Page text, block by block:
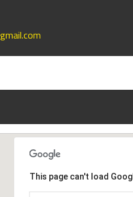
This page can't load